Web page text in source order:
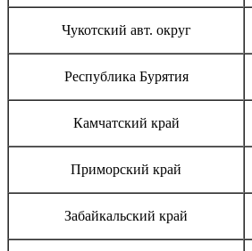
Чукотский авт. округ
Республика Бурятия
Камчатский край
Приморский край
Забайкальский край